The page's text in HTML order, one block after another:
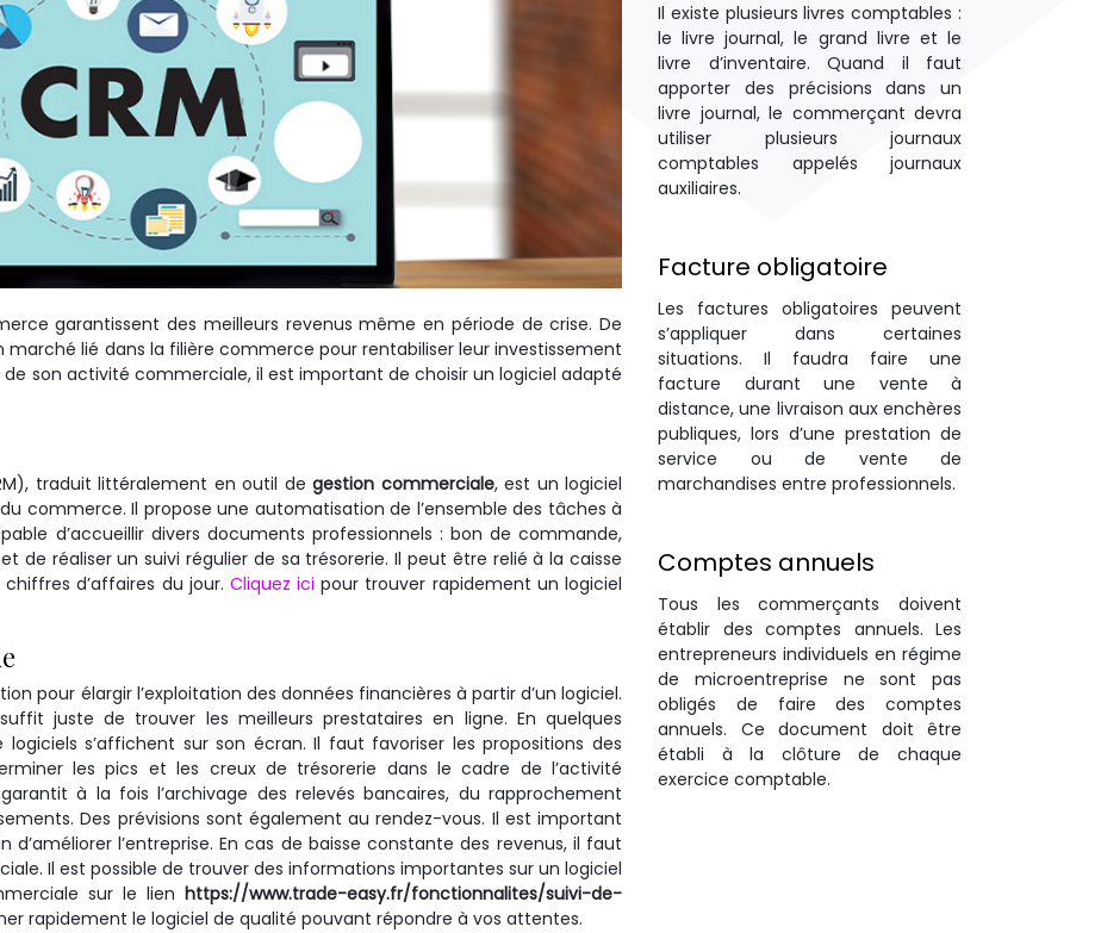
garantissent des meilleurs revenus même en période de crise. De
lié dans la filière commerce pour rentabiliser leur investissement
son activité commerciale, il est important de choisir un logiciel adapté
traduit littéralement en outil de gestion commerciale, est un logiciel
commerce. Il propose une automatisation de l’ensemble des tâches à
d’accueillir divers documents professionnels : bon de commande,
de réaliser un suivi régulier de sa trésorerie. Il peut être relié à la caisse
d’affaires du jour. Cliquez ici pour trouver rapidement un logiciel
pour élargir l’exploitation des données financières à partir d’un logiciel.
juste de trouver les meilleurs prestataires en ligne. En quelques
s’affichent sur son écran. Il faut favoriser les propositions des
les pics et les creux de trésorerie dans le cadre de l’activité
à la fois l’archivage des relevés bancaires, du rapprochement
Des prévisions sont également au rendez-vous. Il est important
l’entreprise. En cas de baisse constante des revenus, il faut
Il est possible de trouver des informations importantes sur un logiciel
sur le lienhttps://www.trade-easy.fr/fonctionnalites/suivi-de-
rapidement le logiciel de qualité pouvant répondre à vos attentes.
Il existe plusieurs livres comptables :
le livre journal, le grand livre et le
livre d’inventaire. Quand il faut
apporter des précisions dans un
livre journal, le commerçant devra
utiliser plusieurs journaux
comptables appelés journaux
auxiliaires.
Facture obligatoire
Les factures obligatoires peuvent
s’appliquer dans certaines
situations. Il faudra faire une
facture durant une vente à
distance, une livraison aux enchères
publiques, lors d’une prestation de
service ou de vente de
marchandises entre professionnels.
Comptes annuels
Tous les commerçants doivent
établir des comptes annuels. Les
entrepreneurs individuels en régime
de microentreprise ne sont pas
obligés de faire des comptes
annuels. Ce document doit être
établi à la clôture de chaque
exercice comptable.